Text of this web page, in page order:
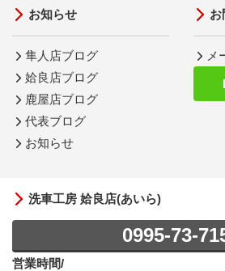
お知らせ
隼人店ブログ
姶良店ブログ
鹿屋店ブログ
代表ブログ
お知らせ
お
メ
洗車工房 姶良店(あいら)
0995-73-
営業時間/